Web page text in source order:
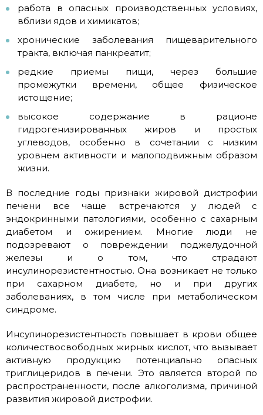
работа в опасных производственных условиях,
вблизи ядов и химикатов;
хронические заболевания пищеварительного
тракта, включая панкреатит;
редкие приемы пищи, через большие
промежутки времени, общее физическое
истощение;
высокое содержание в рационе
гидрогенизированных жиров и простых
углеводов, особенно в сочетании с низким
уровнем активности и малоподвижным образом
жизни.
В последние годы признаки жировой дистрофии
печени все чаще встречаются у людей с
эндокринными патологиями, особенно с сахарным
диабетом и ожирением. Многие люди не
подозревают о повреждении поджелудочной
железы и о том, что страдают
инсулинорезистентностью. Она возникает не только
при сахарном диабете, но и при других
заболеваниях, в том числе при метаболическом
синдроме.
Инсулинорезистентность повышает в крови общее
количествосвободных жирных кислот, что вызывает
активную продукцию потенциально опасных
триглицеридов в печени. Это является второй по
распространенности, после алкоголизма, причиной
развития жировой дистрофии.